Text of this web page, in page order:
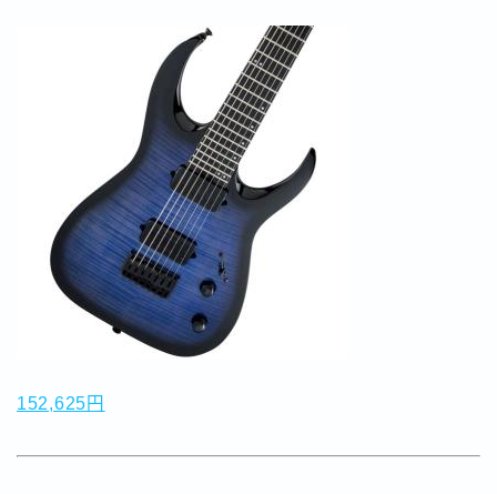
152,625円